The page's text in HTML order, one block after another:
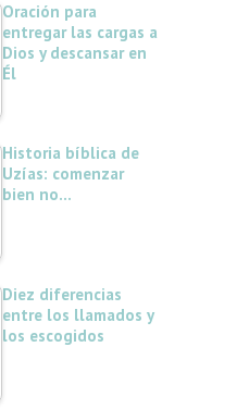
Oración para
entregar las cargas a
Dios y descansar en
Él
Historia bíblica de
Uzías: comenzar
bien no…
Diez diferencias
entre los llamados y
los escogidos